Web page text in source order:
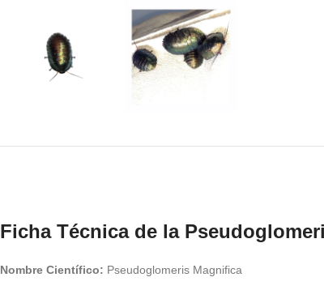
Ficha Técnica de la
Nombre Científico: Pseudoglomeris Magnifica